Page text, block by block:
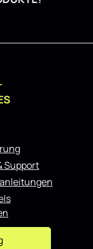
Support